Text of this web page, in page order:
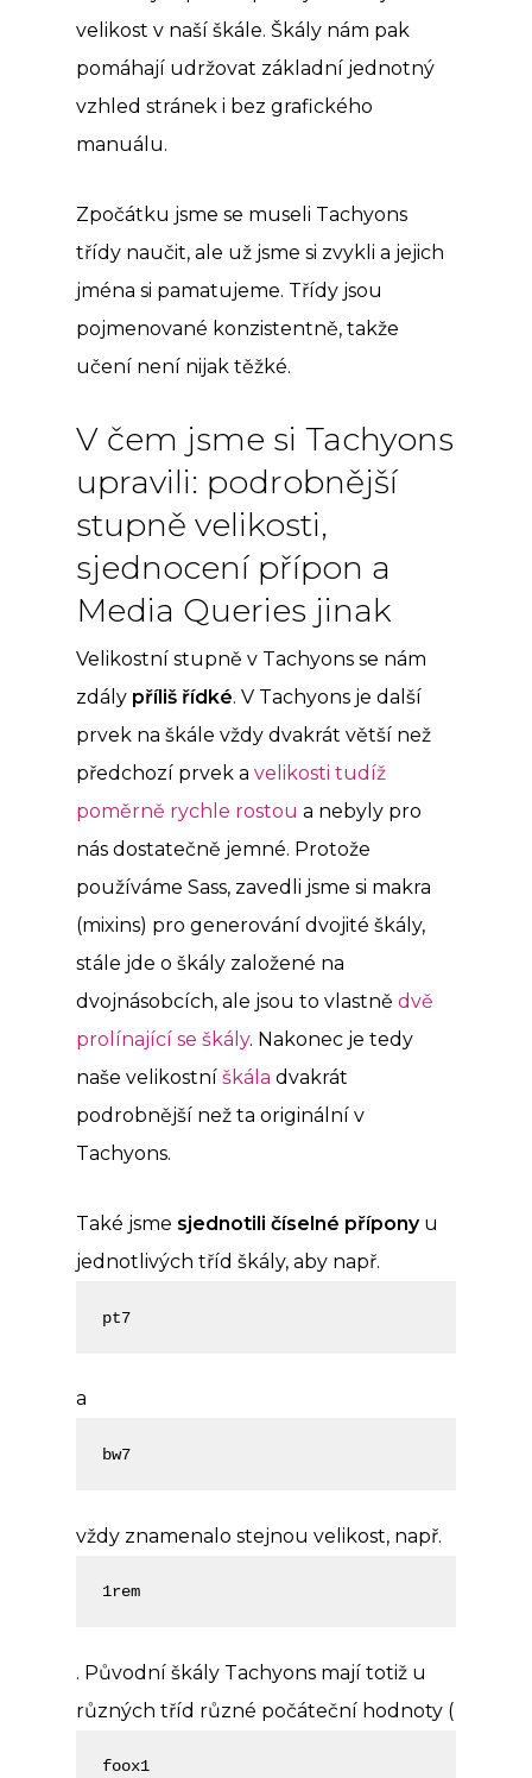
velikost v naší škále. Škály nám pak
pomáhají udržovat základní jednotný
vzhled stránek i bez grafického
manuálu.
Zpočátku jsme se museli Tachyons
třídy naučit, ale už jsme si zvykli a jejich
jména si pamatujeme. Třídy jsou
pojmenované konzistentně, takže
učení není nijak těžké.
V čem jsme si Tachyons
upravili: podrobnější
stupně velikosti,
sjednocení přípon a
Media Queries jinak
Velikostní stupně v Tachyons se nám
zdály příliš řídké. V Tachyons je další
prvek na škále vždy dvakrát větší než
předchozí prvek a velikosti tudíž
poměrně rychle rostou a nebyly pro
nás dostatečně jemné. Protože
používáme Sass, zavedli jsme si makra
(mixins) pro generování dvojité škály,
stále jde o škály založené na
dvojnásobcích, ale jsou to vlastně dvě
prolínající se škály. Nakonec je tedy
naše velikostní škála dvakrát
podrobnější než ta originální v
Tachyons.
Také jsme sjednotili číselné příponyu
jednotlivých tříd škály, aby např.
pt7
a
bw7
vždy znamenalo stejnou velikost, např.
1rem
. Původní škály Tachyons mají totiž u
různých tříd různé počáteční hodnoty (
foox1